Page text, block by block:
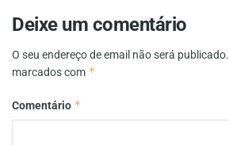
Deixe um comentário
O seu endereço de email não será publicado.
marcados com *
Comentário *